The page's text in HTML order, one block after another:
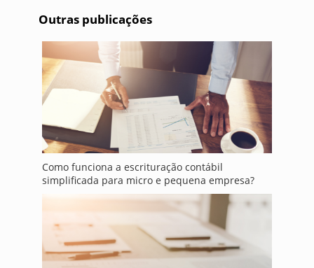
Outras publicações
Como funciona a escrituração contábil
simplificada para micro e pequena empresa?